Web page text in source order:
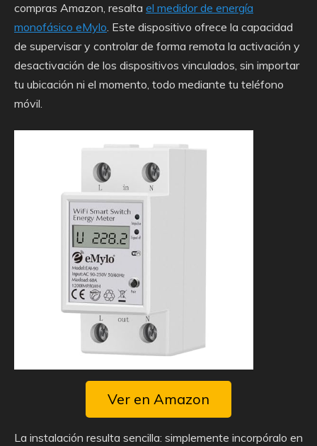
compras Amazon, resalta el medidor de energía
monofásico eMylo. Este dispositivo ofrece la capacidad
de supervisar y controlar de forma remota la activación y
desactivación de los dispositivos vinculados, sin importar
tu ubicación ni el momento, todo mediante tu teléfono
móvil.
Ver en Amazon
La instalación resulta sencilla: simplemente incorpóralo en